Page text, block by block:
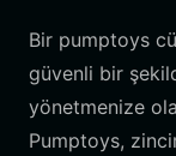
Bir pumptoys
güvenli bir
yönetmenize
Pumptoys,